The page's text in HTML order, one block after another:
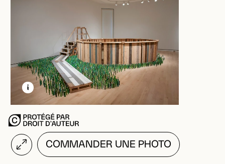
EN SAVOIR PLUS SUR CETTE IMAGE
OUVRIR LA MODALE
COMMANDER UNE PHOTO